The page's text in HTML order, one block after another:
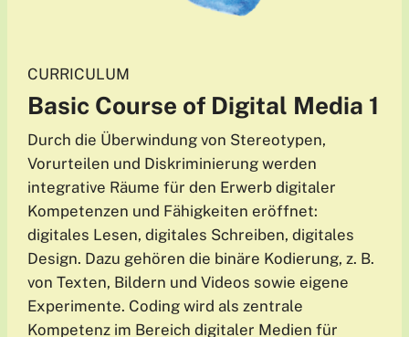
CURRICULUM
Basic Course of Digital Media 1
Durch die Überwindung von Stereotypen,
Vorurteilen und Diskriminierung werden
integrative Räume für den Erwerb digitaler
Kompetenzen und Fähigkeiten eröffnet:
digitales Lesen, digitales Schreiben, digitales
Design. Dazu gehören die binäre Kodierung, z. B.
von Texten, Bildern und Videos sowie eigene
Experimente. Coding wird als zentrale
Kompetenz im Bereich digitaler Medien für